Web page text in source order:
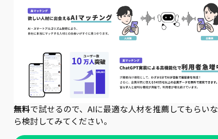
無料で試せるので、AIに最適な人材を推薦してもらい
ら検討してみてください。